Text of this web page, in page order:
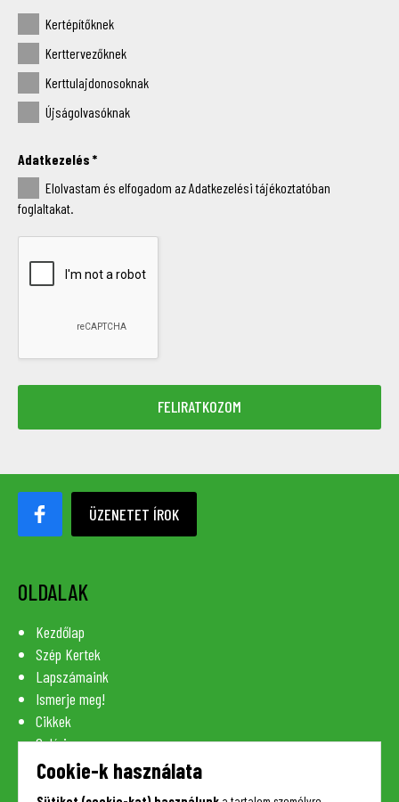
Kertépítőknek
Kerttervezőknek
Kerttulajdonosoknak
Újságolvasóknak
Adatkezelés *
Elolvastam és elfogadom az Adatkezelési tájékoztatóban
foglaltakat.
ÜZENETET ÍROK
OLDALAK
Kezdőlap
Szép Kertek
Lapszámaink
Ismerje meg!
Cikkek
Galéria
Szaknévsor
Cookie-k használata